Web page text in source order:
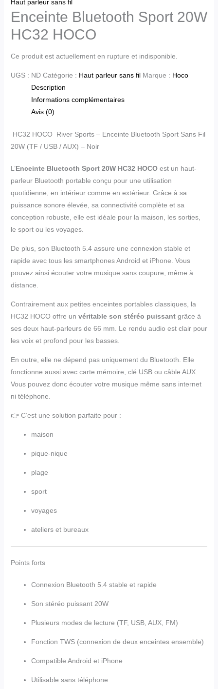
Haut parleur sans fil
Enceinte Bluetooth Sport 20W
HC32 HOCO
Ce produit est actuellement en rupture et indisponible.
UGS : ND Catégorie : Haut parleur sans fil Marque : Hoco
Description
Informations complémentaires
Avis (0)
HC32 HOCO River Sports – Enceinte Bluetooth Sport Sans Fil
20W (TF / USB / AUX) – Noir
L’Enceinte Bluetooth Sport 20W HC32 HOCOest un haut-
parleur Bluetooth portable conçu pour une utilisation
quotidienne, en intérieur comme en extérieur. Grâce à sa
puissance sonore élevée, sa connectivité complète et sa
conception robuste, elle est idéale pour la maison, les sorties,
le sport ou les voyages.
De plus, son Bluetooth 5.4 assure une connexion stable et
rapide avec tous les smartphones Android et iPhone. Vous
pouvez ainsi écouter votre musique sans coupure, même à
distance.
Contrairement aux petites enceintes portables classiques, la
HC32 HOCO offre un véritable son stéréo puissantgrâce à
ses deux haut-parleurs de 66 mm. Le rendu audio est clair pour
les voix et profond pour les basses.
En outre, elle ne dépend pas uniquement du Bluetooth. Elle
fonctionne aussi avec carte mémoire, clé USB ou câble AUX.
Vous pouvez donc écouter votre musique même sans internet
ni téléphone.
👉 C’est une solution parfaite pour :
maison
pique-nique
plage
sport
voyages
ateliers et bureaux
Points forts
Connexion Bluetooth 5.4 stable et rapide
Son stéréo puissant 20W
Plusieurs modes de lecture (TF, USB, AUX, FM)
Fonction TWS (connexion de deux enceintes ensemble)
Compatible Android et iPhone
Utilisable sans téléphone